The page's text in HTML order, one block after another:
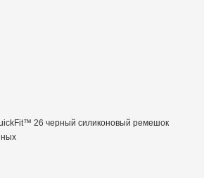
26 черный силиконовый ремешок